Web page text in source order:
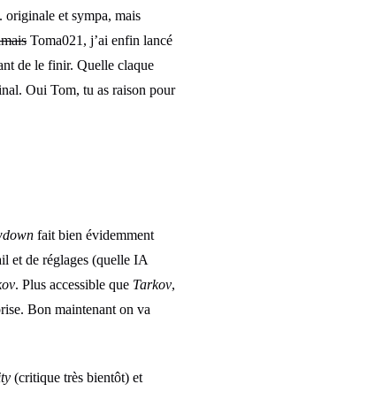
et sympa, mais
Toma021, j’ai enfin lancé
de le finir. Quelle claque
Oui Tom, tu as raison pour
fait bien évidemment
et de réglages (quelle IA
. Plus accessible que Tarkov,
Bon maintenant on va
(critique très bientôt) et